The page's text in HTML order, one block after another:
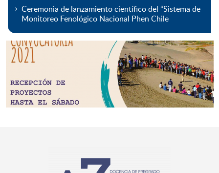
Ceremonia de lanzamiento científico del “Sistema de
Monitoreo Fenológico Nacional Phen Chile